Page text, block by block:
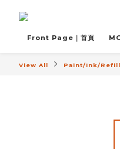
Front Page｜首頁
View All Paint/Ink/Refill